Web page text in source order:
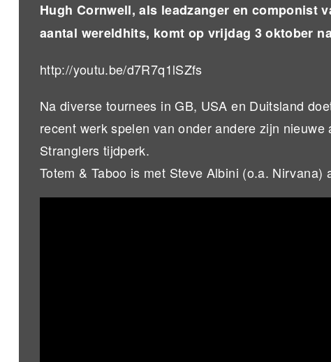
Hugh Cornwell, als leadzanger en componist
aantal wereldhits, komt op vrijdag 3 oktober
http://youtu.be/d7R7q1lSZfs
Na diverse tournees in GB, USA en Duitsland
recent werk spelen van onder andere zijn
Stranglers tijdperk.
Totem & Taboo is met Steve Albini (o.a.